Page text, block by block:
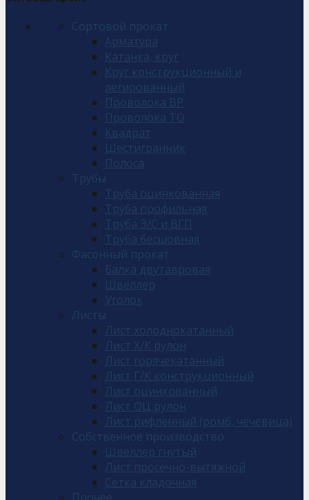
Сортовой прокат
Арматура
Катанка, круг
Круг конструкционный и
легированный
Проволока ВР
Проволока ТО
Квадрат
Шестигранник
Полоса
Трубы
Труба оцинкованная
Труба профильная
Труба Э/С и ВГП
Труба бесшовная
Фасонный прокат
Балка двутавровая
Швеллер
Уголок
Листы
Лист холоднокатанный
Лист Х/К рулон
Лист горячекатанный
Лист Г/К конструкционный
Лист оцинкованный
Лист ОЦ рулон
Лист рифленный (ромб, чечевица)
Собственное производство
Швеллер гнутый
Лист просечно-вытяжной
Сетка кладочная